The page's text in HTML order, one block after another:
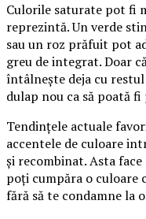
Culorile saturate pot fi
reprezintă. Un verde
sau un roz prăfuit pot
greu de integrat. Doar
întâlnește deja cu
dulap nou ca să poată
Tendințele actuale
accentele de culoare
și recombinat. Asta
poți cumpăra o culoare
fără să te condamne la